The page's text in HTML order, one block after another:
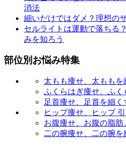
消法
細いだけではダメ？理想の
セルライトは運動で落ちる
みを知ろう
部位別お悩み特集
太もも痩せ、太ももを
ふくらはぎ痩せ、ふく
足首痩せ、足首を細く
ヒップ痩せ、ヒップ
お腹痩せ、お腹の脂
二の腕痩せ、二の腕を